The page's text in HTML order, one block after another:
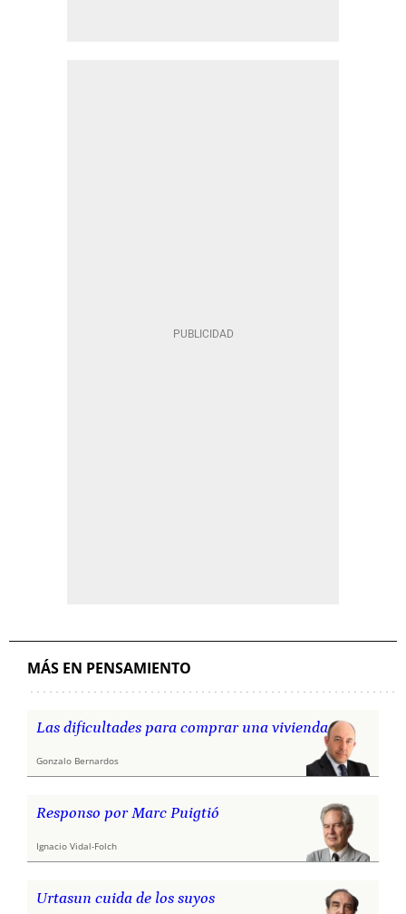
MÁS EN PENSAMIENTO
Las dificultades para comprar una vivienda
Gonzalo Bernardos
Responso por Marc Puigtió
Ignacio Vidal-Folch
Urtasun cuida de los suyos